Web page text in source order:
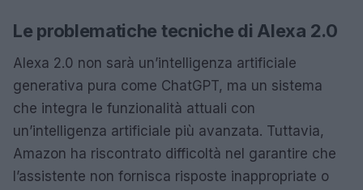
Le problematiche tecniche di Alexa 2.0
Alexa 2.0 non sarà un’intelligenza artificiale
generativa pura come ChatGPT, ma un sistema
che integra le funzionalità attuali con
un’intelligenza artificiale più avanzata. Tuttavia,
Amazon ha riscontrato difficoltà nel garantire che
l’assistente non fornisca risposte inappropriate o